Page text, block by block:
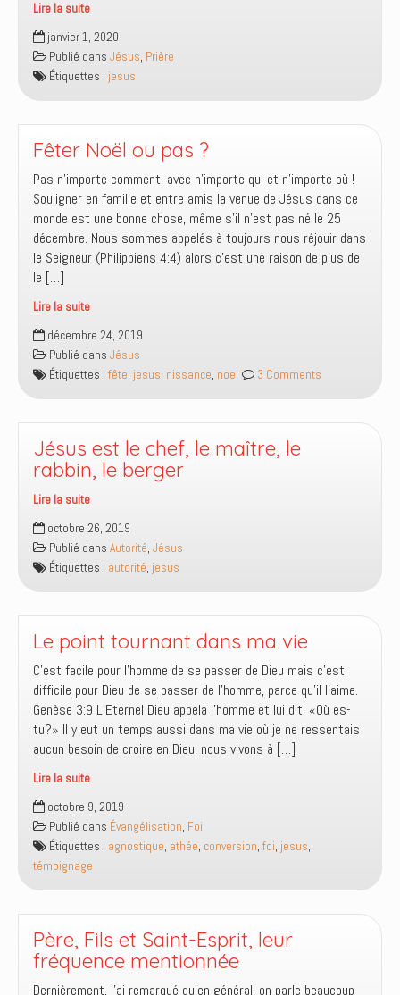
Lire la suite
Comment
Jésus
a-
t-
vécu
sa
de
prière
?
janvier 1, 2020
Publié dans Jésus, Prière
Étiquettes : jesus
Fêter Noël ou pas ?
Pas n’importe comment, avec n’importe qui et n’importe où !
Souligner en famille et entre amis la venue de Jésus dans ce
monde est une bonne chose, même s’il n’est pas né le 25
décembre. Nous sommes appelés à toujours nous réjouir dans
le Seigneur (Philippiens 4:4) alors c’est une raison de plus de
le […]
Lire la suite
Fêter
Noël
ou
pas
décembre 24, 2019
Publié dans Jésus
Étiquettes : fête, jesus, nissance, noel 3 Comments
Jésus est le chef, le maître, le
rabbin, le berger
Lire la suite
Jésus
est
le
chef,
maître,
le
rabbin,
le
berger
octobre 26, 2019
Publié dans Autorité, Jésus
Étiquettes : autorité, jesus
Le point tournant dans ma vie
C’est facile pour l’homme de se passer de Dieu mais c’est
difficile pour Dieu de se passer de l’homme, parce qu’il l’aime.
Genèse 3:9 L’Eternel Dieu appela l’homme et lui dit: «Où es-
tu?» Il y eut un temps aussi dans ma vie où je ne ressentais
aucun besoin de croire en Dieu, nous vivons à […]
Lire la suite
Le
point
tournant
dans
ma
octobre 9, 2019
Publié dans Évangélisation, Foi
Étiquettes : agnostique, athée, conversion, foi, jesus,
témoignage
Père, Fils et Saint-Esprit, leur
fréquence mentionnée
Dernièrement, j’ai remarqué qu’en général, on parle beaucoup